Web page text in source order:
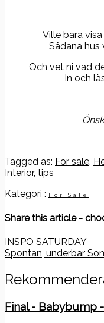
Ville bara
Sådana hus
Och vet ni vad
In och
Tagged as: For sale,
Interior, tips
Kategori :
For Sale
Share this article -
INSPO SATURDAY
Spontan, underbar
Final - Babybump